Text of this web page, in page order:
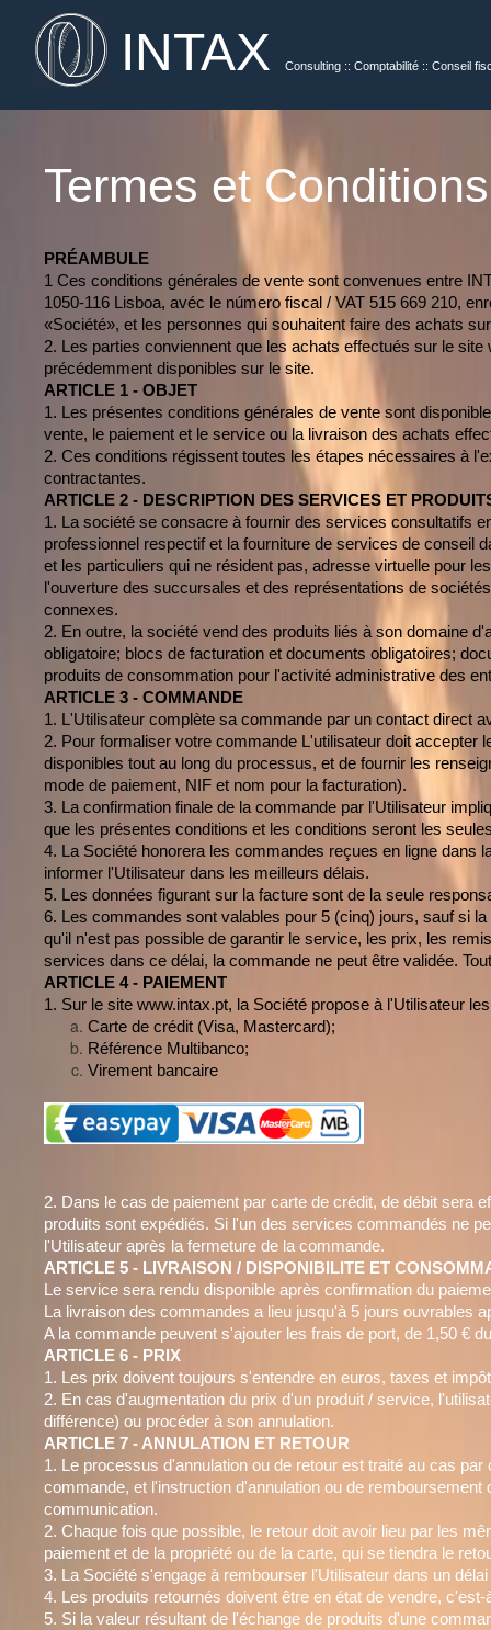
INTAX Consulting :: Comptabilité :: Conseil
Termes et Conditions
PRÉAMBULE
1 Ces conditions générales de vente sont convenues entre
1050-116 Lisboa, avéc le número fiscal / VAT 515 669 210,
«Société», et les personnes qui souhaitent faire des achats
2. Les parties conviennent que les achats effectués sur le
précédemment disponibles sur le site.
ARTICLE 1 - OBJET
1. Les présentes conditions générales de vente sont
vente, le paiement et le service ou la livraison des achats
2. Ces conditions régissent toutes les étapes nécessaires à
contractantes.
ARTICLE 2 - DESCRIPTION DES SERVICES ET
1. La société se consacre à fournir des services consultatifs
professionnel respectif et la fourniture de services de conseil
et les particuliers qui ne résident pas, adresse virtuelle pour
l'ouverture des succursales et des représentations de
connexes.
2. En outre, la société vend des produits liés à son domaine
obligatoire; blocs de facturation et documents obligatoires;
produits de consommation pour l'activité administrative des
ARTICLE 3 - COMMANDE
1. L'Utilisateur complète sa commande par un contact direct
2. Pour formaliser votre commande L'utilisateur doit accepter
disponibles tout au long du processus, et de fournir les
mode de paiement, NIF et nom pour la facturation).
3. La confirmation finale de la commande par l'Utilisateur
que les présentes conditions et les conditions seront les
4. La Société honorera les commandes reçues en ligne dans
informer l'Utilisateur dans les meilleurs délais.
5. Les données figurant sur la facture sont de la seule
6. Les commandes sont valables pour 5 (cinq) jours, sauf si
qu'il n'est pas possible de garantir le service, les prix, les
services dans ce délai, la commande ne peut être validée.
ARTICLE 4 - PAIEMENT
1. Sur le site www.intax.pt, la Société propose à l'Utilisateur
Carte de crédit (Visa, Mastercard);
Référence Multibanco;
Virement bancaire
2. Dans le cas de paiement par carte de crédit, de débit sera
produits sont expédiés. Si l'un des services commandés ne
l'Utilisateur après la fermeture de la commande.
ARTICLE 5 - LIVRAISON / DISPONIBILITE ET
Le service sera rendu disponible après confirmation du
La livraison des commandes a lieu jusqu'à 5 jours ouvrables
A la commande peuvent s'ajouter les frais de port, de 1,50 €
ARTICLE 6 - PRIX
1. Les prix doivent toujours s'entendre en euros, taxes et
2. En cas d'augmentation du prix d'un produit / service,
différence) ou procéder à son annulation.
ARTICLE 7 - ANNULATION ET RETOUR
1. Le processus d'annulation ou de retour est traité au cas
commande, et l'instruction d'annulation ou de
communication.
2. Chaque fois que possible, le retour doit avoir lieu par les
paiement et de la propriété ou de la carte, qui se tiendra le
3. La Société s'engage à rembourser l'Utilisateur dans un
4. Les produits retournés doivent être en état de vendre,
5. Si la valeur résultant de l'échange de produits d'une